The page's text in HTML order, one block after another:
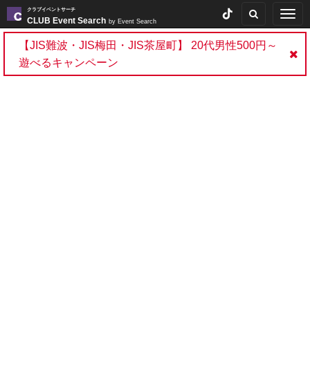
クラブイベントサーチ
CLUB Event Search by Event Search
【JIS難波・JIS梅田・JIS茶屋町】 20代男性500円～
遊べるキャンペーン